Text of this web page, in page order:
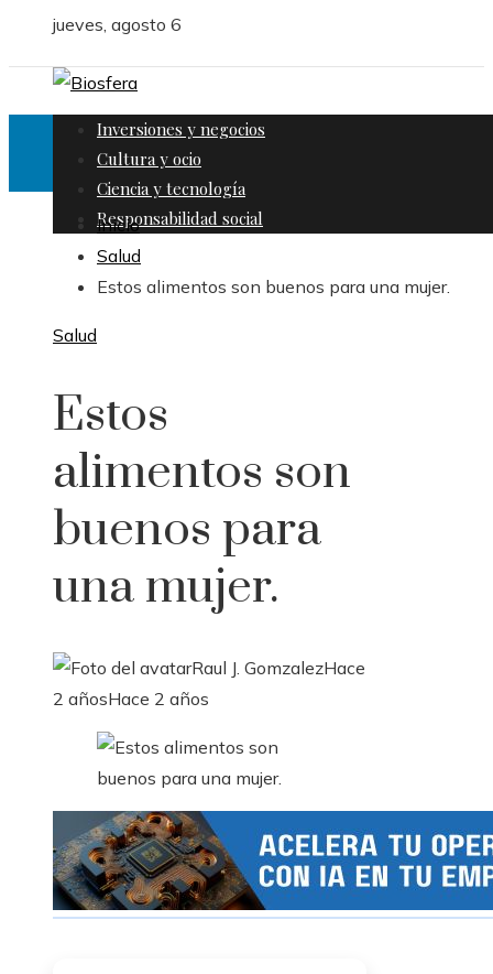
jueves, agosto 6
Inversiones y negocios
Cultura y ocio
Ciencia y tecnología
Responsabilidad social
Inicio
Salud
Estos alimentos son buenos para una mujer.
Salud
Estos
alimentos son
buenos para
una mujer.
Raul J. GomzalezHace
2 añosHace 2 años